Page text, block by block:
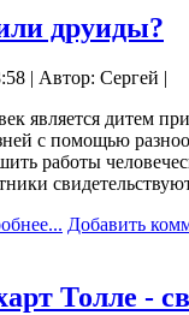
друиды?
| Автор: Сергей |
является дитем
с помощью
работы
Добавить
Толле -